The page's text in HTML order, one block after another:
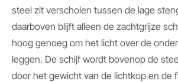
steel zit verscholen tussen de lage
daarboven blijft alleen de zachtgrijze
hoog genoeg om het licht over de
leggen. De schijf wordt bovenop de
door het gewicht van de lichtkop en de